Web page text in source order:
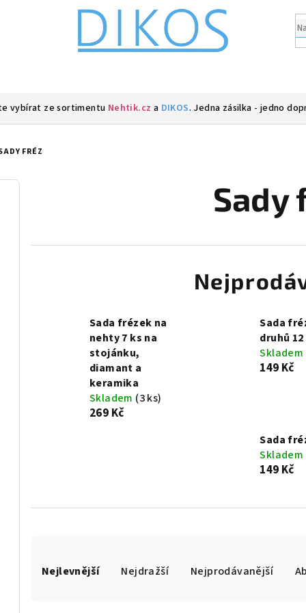
vybírat ze sortimentu Nehtik.cz a DIKOS. Jedna zásilka - jedno
FRÉZ
Sady
Sada frézek na
nehty 7 ks na
stojánku,
diamant a
keramika
Skladem (3 ks)
269 Kč
Sada
druhů 12
Skladem
149 Kč
Sada
Skladem
149 Kč
aNejlevnější Nejdražší Nejprodávanější